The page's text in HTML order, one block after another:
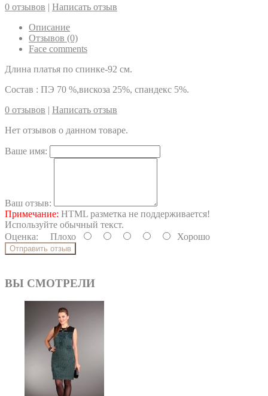
0 отзывов | Написать отзыв
Описание
Отзывов (0)
Face comments
Длина платья по спинке-92 см.
Состав : ПЭ 70 %,вискоза 25%, спандекс 5%.
0 отзывов | Написать отзыв
Нет отзывов о данном товаре.
Ваше имя:
Ваш отзыв:
Примечание: HTML разметка не поддерживается!
Используйте обычный текст.
Оценка: Плохо Хорошо
Отправить отзыв
ВЫ СМОТРЕЛИ